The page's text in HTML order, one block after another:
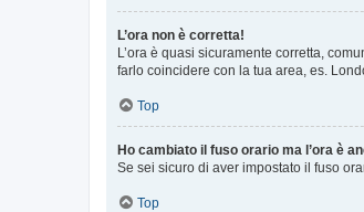
L’ora non è corretta!
L’ora è quasi sicuramente corretta,
farlo coincidere con la tua area, es.
Top
Ho cambiato il fuso orario ma l’ora è
Se sei sicuro di aver impostato il fuso
Top